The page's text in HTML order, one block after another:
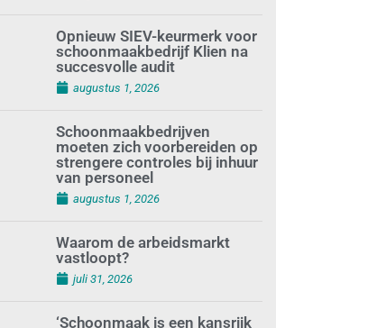
Opnieuw SIEV-keurmerk voor
schoonmaakbedrijf Klien na
succesvolle audit
augustus 1, 2026
strengere controles bij inhuur
van personeel
augustus 1, 2026